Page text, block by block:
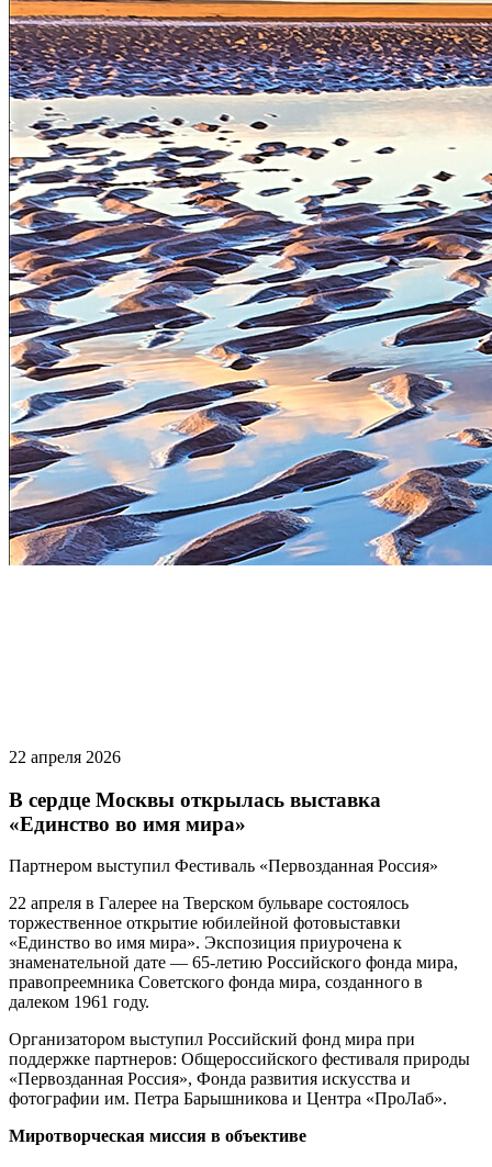
22 апреля 2026
В сердце Москвы открылась выставка
«Единство во имя мира»
Партнером выступил Фестиваль «Первозданная Россия»
22 апреля в Галерее на Тверском бульваре состоялось
торжественное открытие юбилейной фотовыставки
«Единство во имя мира». Экспозиция приурочена к
знаменательной дате — 65-летию Российского фонда мира,
правопреемника Советского фонда мира, созданного в
далеком 1961 году.
Организатором выступил Российский фонд мира при
поддержке партнеров: Общероссийского фестиваля природы
«Первозданная Россия», Фонда развития искусства и
фотографии им. Петра Барышникова и Центра «ПроЛаб».
Миротворческая миссия в объективе